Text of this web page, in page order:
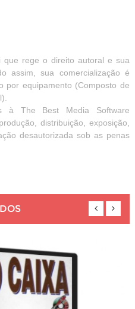
que rege o direito autoral e sua
assim, sua comercialização é
por equipamento (Composto de
à The Best Media Software
distribuição, exposição,
desautorizada sob as penas